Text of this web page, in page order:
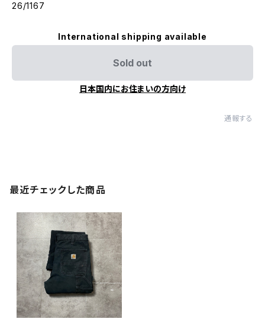
26/1167
International shipping available
Sold out
日本国内にお住まいの方向け
通報する
最近チェックした商品